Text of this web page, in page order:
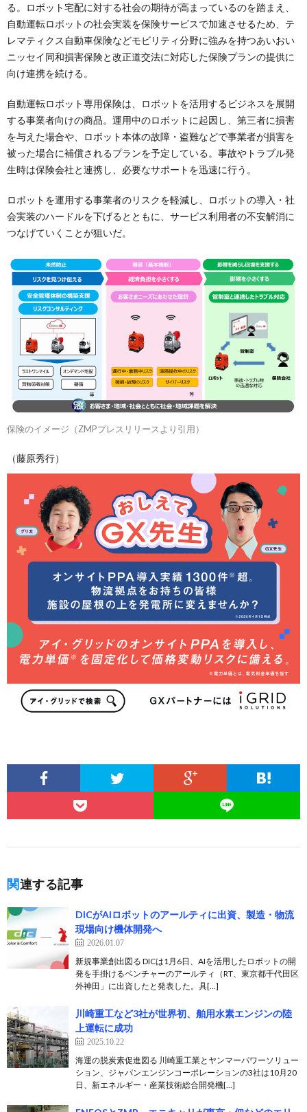
る。ロボット宅配に対する社会の期待が高まっているのを踏まえ、
自動運転ロボットの社会実装を保険サービスで加速させるため、テ
レマティクス自動車保険などモビリティ分野に強みを持つあいおい
ニッセイ同和損害保険と改正道交法に対応した保険プランの提供に
向け連携を続ける。
自動運転ロボット専用保険は、ロボットを活用するビジネスを展開
する事業者向けの商品。運用中のロボットに起因し、第三者に損害
を与えた場合や、ロボット本体の故障・盗難などで事業者が損害を
被った場合に補償されるプランを予定している。事故やトラブル発
生時は保険会社と連携し、必要なサポートを迅速に行う。
ロボットを運用する事業者のリスクを軽減し、ロボットの導入・社
会実装のハードルを下げるとともに、サービス利用者の不安解消に
つなげていくことが狙いだ。
保険のイメージ（ZMPプレスリリースより引用）
（藤原秀行）
関連する記事
DICがAIロボットのアールティに出資、製造・物流
現場向け機体開発へ
2026.01.07
新規事業創出図る DICは1月6日、AIを活用したロボットの開
発を手掛けるベンチャーのアールティ（RT、東京都千代田区
外神田」に出資したと発表した。具[…]
川崎重工など3社が世界初、舶用水素エンジンの陸
上運転に成功
2025.10.22
海運の脱炭素促進図る 川崎重工業とヤンマーパワーソリュー
ション、ジャパンエンジンコーポレーションの3社は10月20
日、新エネルギー・産業技術総合開発機[…]